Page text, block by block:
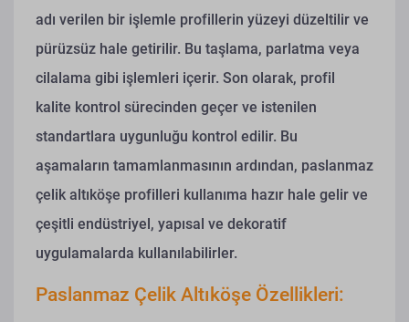
adı verilen bir işlemle profillerin yüzeyi düzeltilir ve
pürüzsüz hale getirilir. Bu taşlama, parlatma veya
cilalama gibi işlemleri içerir. Son olarak, profil
kalite kontrol sürecinden geçer ve istenilen
standartlara uygunluğu kontrol edilir. Bu
aşamaların tamamlanmasının ardından, paslanmaz
çelik altıköşe profilleri kullanıma hazır hale gelir ve
çeşitli endüstriyel, yapısal ve dekoratif
uygulamalarda kullanılabilirler.
Paslanmaz Çelik Altıköşe Özellikleri: